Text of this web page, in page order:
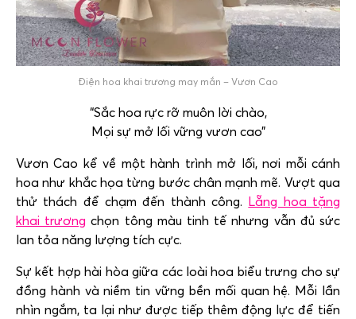
Điện hoa khai trương may mắn – Vươn Cao
“Sắc hoa rực rỡ muôn lời chào,
Mọi sự mở lối vững vươn cao”
Vươn Cao kể về một hành trình mở lối, nơi mỗi cánh
hoa như khắc họa từng bước chân mạnh mẽ. Vượt qua
thử thách để chạm đến thành công. Lẵng hoa tặng
khai trương chọn tông màu tinh tế nhưng vẫn đủ sức
lan tỏa năng lượng tích cực.
Sự kết hợp hài hòa giữa các loài hoa biểu trưng cho sự
đồng hành và niềm tin vững bền mối quan hệ. Mỗi lần
nhìn ngắm, ta lại như được tiếp thêm động lực để tiến